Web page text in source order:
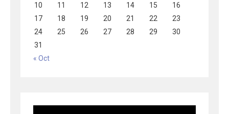
10
11 12 13 14 15
16
17
18 19 20 21 22
23
24
25 26 27 28 29
30
31
« Oct